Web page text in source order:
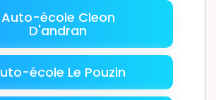
Auto-école Cleon
D'andran
école Le Pouzin